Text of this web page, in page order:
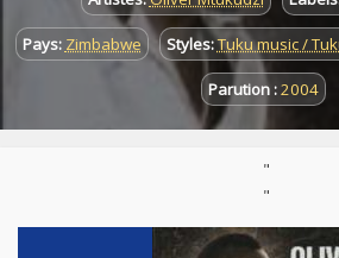
Pays: Zimbabwe Styles:Tuku music /
Parution :2004
"
"